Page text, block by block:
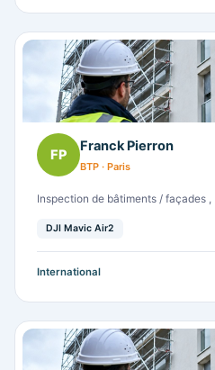
FP
Franck Pierron
BTP · Paris
DJI Mavic Air2
International